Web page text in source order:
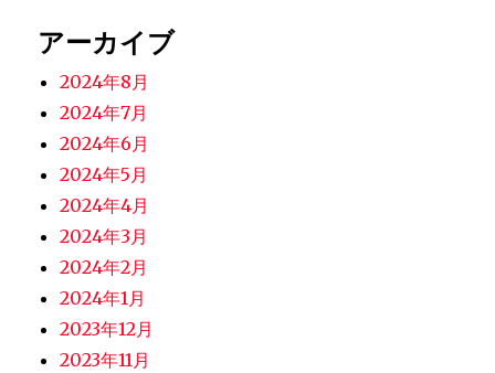
アーカイブ
2024年8月
2024年7月
2024年6月
2024年5月
2024年4月
2024年3月
2024年2月
2024年1月
2023年12月
2023年11月